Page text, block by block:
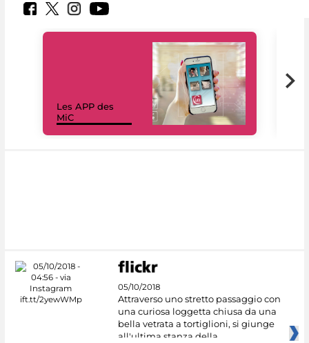
Les APP des
MiC
05/10/2018
Attraverso uno stretto passaggio con
una curiosa loggetta chiusa da una
bella vetrata a tortiglioni, si giunge
all'ultima stanza della